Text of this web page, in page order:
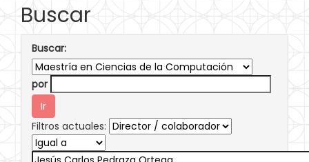
Buscar
Buscar:
por
Filtros actuales: